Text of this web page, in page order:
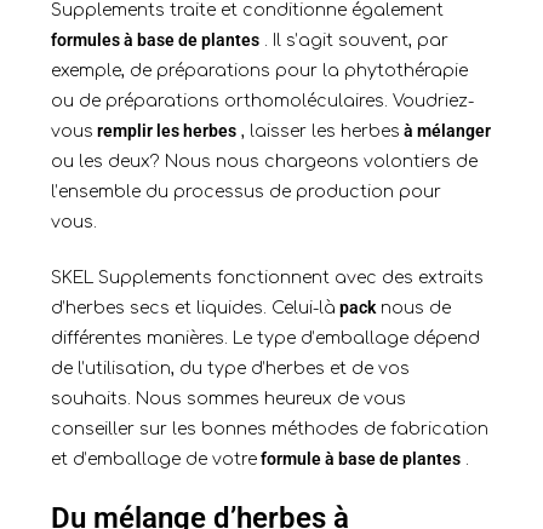
Supplements traite et conditionne également
formules à base de plantes. Il s’agit souvent, par
exemple, de préparations pour la phytothérapie
ou de préparations orthomoléculaires. Voudriez-
vous remplir les herbes, laisser les herbes à mélanger
ou les deux? Nous nous chargeons volontiers de
l’ensemble du processus de production pour
vous.
SKEL Supplements fonctionnent avec des extraits
d’herbes secs et liquides. Celui-là packnous de
différentes manières. Le type d’emballage dépend
de l’utilisation, du type d’herbes et de vos
souhaits. Nous sommes heureux de vous
conseiller sur les bonnes méthodes de fabrication
et d’emballage de votreformule à base de plantes.
Du mélange d’herbes à